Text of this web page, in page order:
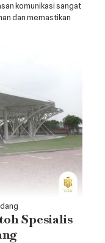
komunikasi sangat
dan memastikan
Spesialis